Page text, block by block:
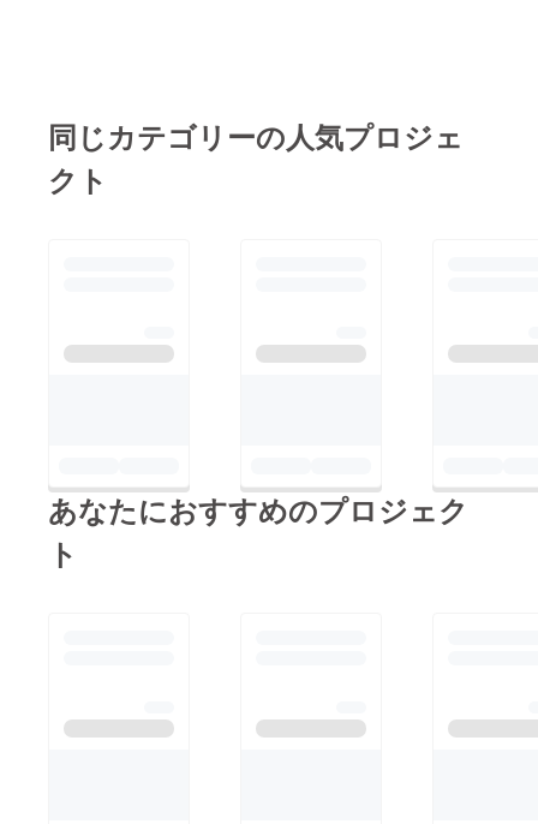
同じカテゴリーの人気プロジェ
クト
あなたにおすすめのプロジェク
ト